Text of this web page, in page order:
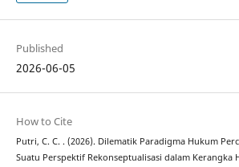
Published
2026-06-05
How to Cite
Putri, C. C. . (2026). Dilematik Paradigma Hukum
Suatu Perspektif Rekonseptualisasi dalam Kerangka